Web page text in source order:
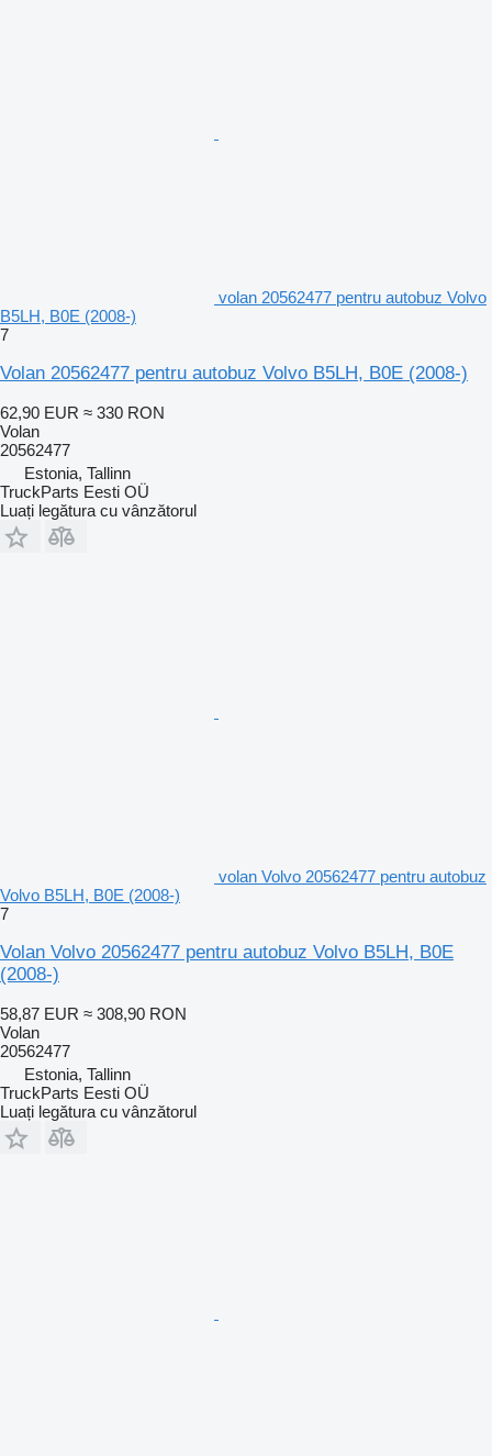
volan 20562477 pentru autobuz Volvo
B5LH, B0E (2008-)
7
Volan 20562477 pentru autobuz Volvo B5LH, B0E (2008-)
62,90 EUR ≈ 330 RON
Volan
20562477
Estonia, Tallinn
TruckParts Eesti OÜ
Luați legătura cu vânzătorul
volan Volvo 20562477 pentru autobuz
Volvo B5LH, B0E (2008-)
7
Volan Volvo 20562477 pentru autobuz Volvo B5LH, B0E
(2008-)
58,87 EUR ≈ 308,90 RON
Volan
20562477
Estonia, Tallinn
TruckParts Eesti OÜ
Luați legătura cu vânzătorul